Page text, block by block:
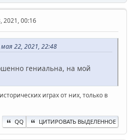
2021, 00:16
22, 2021, 22:48
гениальна, на мой
играх от них, только в
QQ ЦИТИРОВАТЬ ВЫДЕЛЕННОЕ